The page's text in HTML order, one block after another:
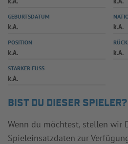
GEBURTSDATUM
k.A. k.A.
POSITION
k.A. k.A.
STARKER FUSS
k.A.
BIST DU DIESER SPIELER?
Wenn du möchtest, stellen wir
Spieleinsatzdaten zur